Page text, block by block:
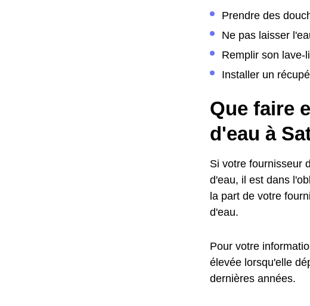
Prendre des
Ne pas laisser
Remplir son lave-
Installer un
Que faire
d'eau à
Si votre fournisseur
d'eau, il est dans
la part de votre
d'eau.
Pour votre
élevée lorsqu'elle
dernières années.